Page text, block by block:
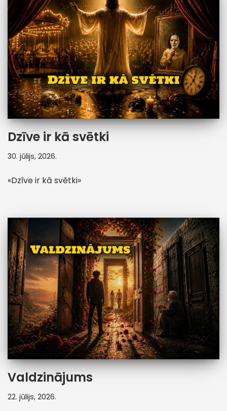
Dzīve ir kā svētki
30. jūlijs, 2026.
«Dzīve ir kā svētki»
Valdzinājums
22. jūlijs, 2026.